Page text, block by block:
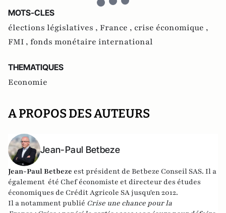
MOTS-CLES
élections législatives , France , crise économique ,
FMI , fonds monétaire international
THEMATIQUES
Economie
A PROPOS DES AUTEURS
Jean-Paul Betbeze
Jean-Paul Betbeze est président de Betbeze Conseil SAS. Il a
également été Chef économiste et directeur des études
économiques de Crédit Agricole SA jusqu'en 2012.
Il a notamment publié Crise une chance pour la